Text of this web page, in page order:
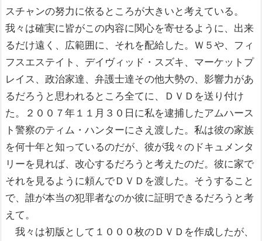
スチャンの努力に依るところが大きいと考えている。
我々は確実に皆がこの内容に関心を寄せるように、出来
るだけ遠く、広範囲に、それを配給した。Ｗ５や、フィ
フスエステイト、デイヴィッド・スズキ、マーケットプ
レイス、政治家達、弁護士達その他大勢の、影響力があ
るだろうと思われるところ全てに、ＤＶＤを送り付け
た。２００７年１１月３０日に私を逮捕したアムハース
ト警察のティム・ハンターにさえ渡した。私は彼の家族
を何十年と知っているのだが、彼が我々のドキュメンタ
リーを見れば、改心するだろうと考えたのだ。彼に家で
それを見るように頼んでＤＶＤを渡した。そうすること
で、誰が本当の犯罪者なのか彼に証明できるだろうと考
えて。
我々は初版として１０００枚のＤＶＤを作成したが、